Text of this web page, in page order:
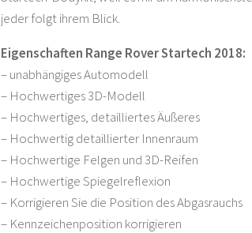
jeder folgt ihrem Blick.
Eigenschaften Range Rover Startech 2018:
– unabhängiges Automodell
– Hochwertiges 3D-Modell
– Hochwertiges, detailliertes Äußeres
– Hochwertig detaillierter Innenraum
– Hochwertige Felgen und 3D-Reifen
– Hochwertige Spiegelreflexion
– Korrigieren Sie die Position des Abgasrauchs
– Kennzeichenposition korrigieren